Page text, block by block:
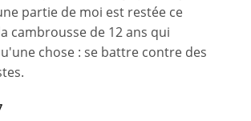
partie de moi est restée ce
cambrousse de 12 ans qui
chose : se battre contre des